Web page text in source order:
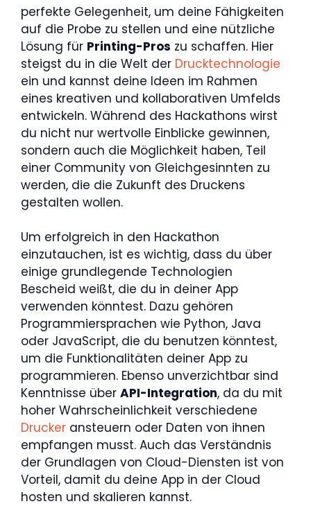
perfekte Gelegenheit, um deine Fähigkeiten
auf die Probe zu stellen und eine nützliche
Lösung für Printing-Pros zu schaffen. Hier
steigst du in die Welt der Drucktechnologie
ein und kannst deine Ideen im Rahmen
eines kreativen und kollaborativen Umfelds
entwickeln. Während des Hackathons wirst
du nicht nur wertvolle Einblicke gewinnen,
sondern auch die Möglichkeit haben, Teil
einer Community von Gleichgesinnten zu
werden, die die Zukunft des Druckens
gestalten wollen.
Um erfolgreich in den Hackathon
einzutauchen, ist es wichtig, dass du über
einige grundlegende Technologien
Bescheid weißt, die du in deiner App
verwenden könntest. Dazu gehören
Programmiersprachen wie Python, Java
oder JavaScript, die du benutzen könntest,
um die Funktionalitäten deiner App zu
programmieren. Ebenso unverzichtbar sind
Kenntnisse über API-Integration, da du mit
hoher Wahrscheinlichkeit verschiedene
Drucker ansteuern oder Daten von ihnen
empfangen musst. Auch das Verständnis
der Grundlagen von Cloud-Diensten ist von
Vorteil, damit du deine App in der Cloud
hosten und skalieren kannst.